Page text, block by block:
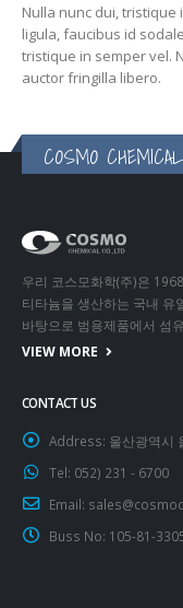
Nulla nunc dui, tristique
ligula, faucibus id
tristique in semper vel.
auctor fringilla libero.
COSMO CHEMICAL
우리 코스모화학(주)은
티타늄을 생산하는 국내
바탕으로 범용제품에서 섬
VIEW MORE
CONTACT US
Address: 울산광역시
Tel: 052) 231 - 6700
Email:
Buss No: 105-81-